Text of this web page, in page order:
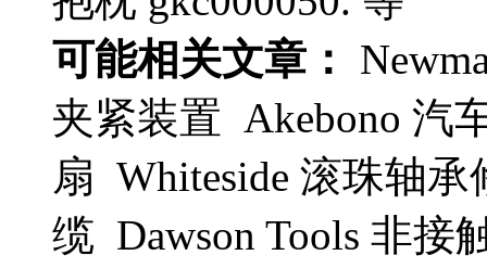
可能相关文章：
夹紧装置 Akebono 汽
扇 Whiteside 滚珠轴承
缆 Dawson Tools 非接